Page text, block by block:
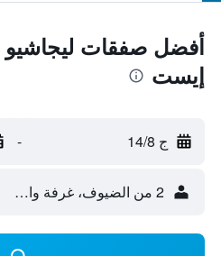
أفضل صفقات ليجاشيو
إيست
ج 14/8 -
2 من الضيوف، غرفة واحدة